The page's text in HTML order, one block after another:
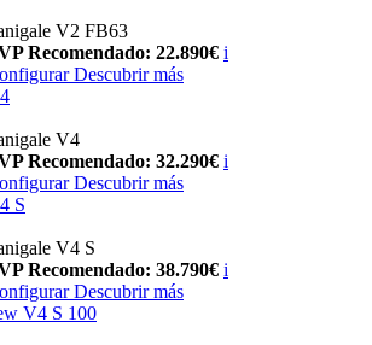
V2 FB63
Recomendado: 22.890€ i
Descubrir más
V4
Recomendado: 32.290€ i
Descubrir más
S
V4 S
Recomendado: 38.790€ i
Descubrir más
V4 S 100